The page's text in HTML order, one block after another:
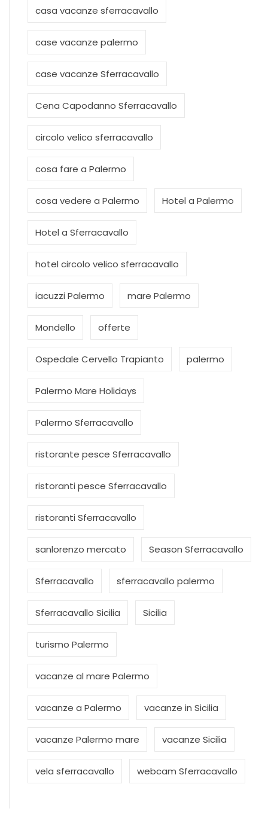
casa vacanze sferracavallo
case vacanze palermo
case vacanze Sferracavallo
Cena Capodanno Sferracavallo
circolo velico sferracavallo
cosa fare a Palermo
cosa vedere a Palermo Hotel a Palermo
Hotel a Sferracavallo
hotel circolo velico sferracavallo
iacuzzi Palermo mare Palermo
Mondello offerte
Ospedale Cervello Trapianto palermo
Palermo Mare Holidays
Palermo Sferracavallo
ristorante pesce Sferracavallo
ristoranti pesce Sferracavallo
ristoranti Sferracavallo
sanlorenzo mercato Season Sferracavallo
Sferracavallo sferracavallo palermo
Sferracavallo Sicilia Sicilia
turismo Palermo
vacanze al mare Palermo
vacanze a Palermo vacanze in Sicilia
vacanze Palermo mare vacanze Sicilia
vela sferracavallo webcam Sferracavallo